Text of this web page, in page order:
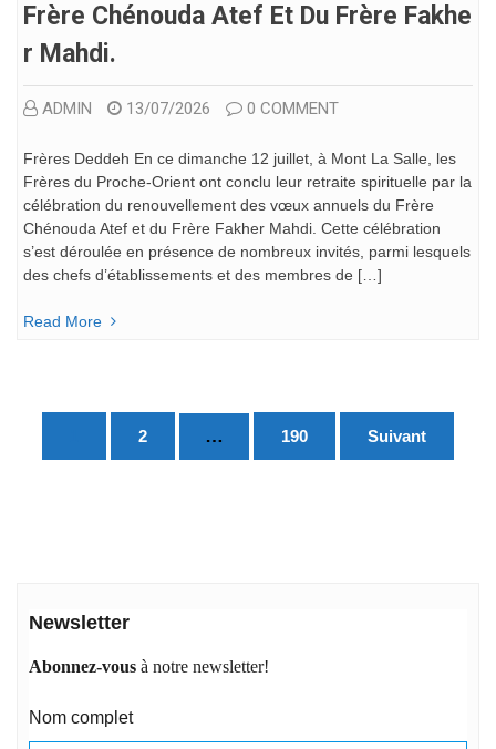
Frère Chénouda Atef Et Du Frère Fakhe
R Mahdi.
ADMIN 13/07/2026 0 COMMENT
Frères Deddeh En ce dimanche 12 juillet, à Mont La Salle, les
Frères du Proche-Orient ont conclu leur retraite spirituelle par la
célébration du renouvellement des vœux annuels du Frère
Chénouda Atef et du Frère Fakher Mahdi. Cette célébration
s’est déroulée en présence de nombreux invités, parmi lesquels
des chefs d’établissements et des membres de […]
Read More
des
2 … 190 Suivant
Newsletter
Abonnez-vous à notre newsletter!
Nom complet